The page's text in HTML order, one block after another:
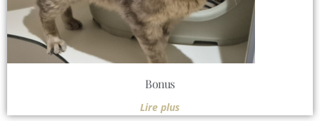
Bonus
Lire plus